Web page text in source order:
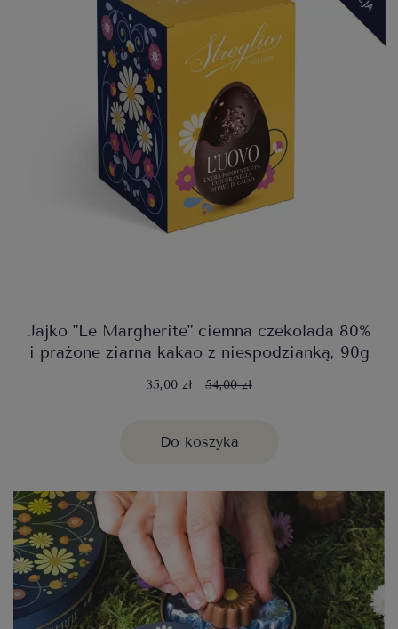
Jajko "Le Margherite" ciemna czekolada 80%
i prażone ziarna kakao z niespodzianką, 90g
35,00 zł 54,00 zł
Do koszyka